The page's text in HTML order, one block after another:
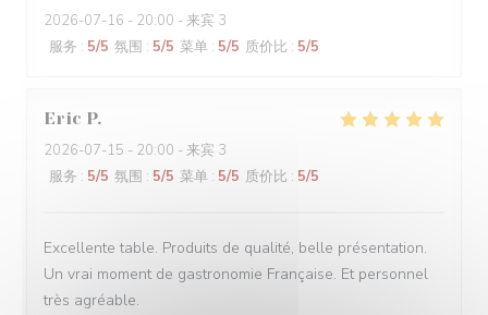
2026-07-16 - 20:00 - 来宾 3
服务 : 5/5 氛围 : 5/5 菜单 : 5/5 质价比 : 5/5
Eric P
2026-07-15 - 20:00 - 来宾 3
服务 : 5/5 氛围 : 5/5 菜单 : 5/5 质价比 : 5/5
Excellente table. Produits de qualité, belle présentation.
Un vrai moment de gastronomie Française. Et personnel
très agréable.